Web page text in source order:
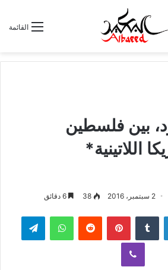
القائمة
بين فلسطين
اللاتينية*
2 سبتمبر، 2016 38
لينكدإن بينتيريست واتساب
ڤايبر